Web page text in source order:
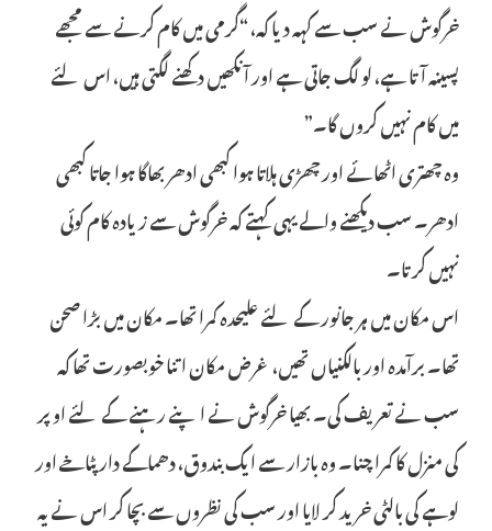
خرگوش نے سب سے کہہ دیا کہ، “گرمی میں کام کرنے سے مجھے
پسینہ آتا ہے، لو لگ جاتی ہے اور آنکھیں دکھنے لگتی ہیں، اس لئے
میں کام نہیں کروں گا۔”
وہ چھتری اٹھائے اور چھڑی ہلاتا ہوا کبھی ادھر بھاگا ہوا جاتا کبھی
ادھر۔ سب دیکھنے والے یہی کہتے کہ خرگوش سے زیادہ کام کوئی
نہیں کرتا۔
اس مکان میں ہر جانور کے لئے علیحدہ کمرا تھا۔ مکان میں بڑا صحن
تھا۔ برآمدہ اور بالکنیاں تھیں، غرض مکان اتنا خوبصورت تھا کہ
سب نے تعریف کی۔ بھیا خرگوش نے اپنے رہنے کے لئے اوپر
کی منزل کا کمرا چنا۔ وہ بازار سے ایک بندوق، دھماکے دار پٹاخے اور
لوہے کی بالٹی خرید کر لایا اور سب کی نظروں سے بچا کر اس نے یہ